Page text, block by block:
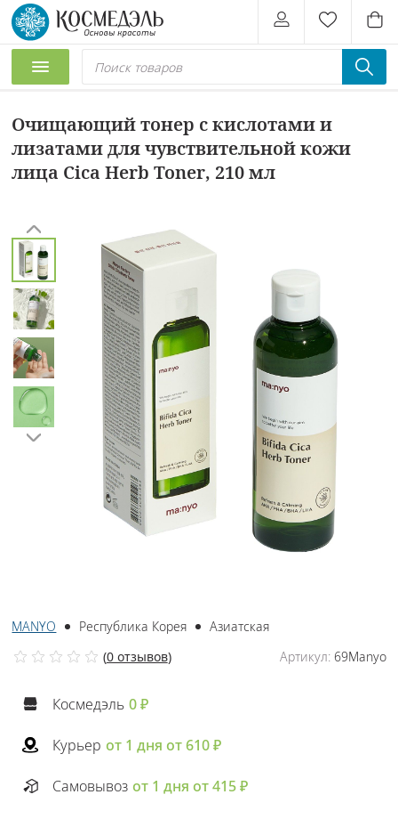
Очищающий тонер с кислотами и
лизатами для чувствительной кожи
лица Cica Herb Toner, 210 мл
MANYO Республика Корея
Азиатская
Артикул:69Manyo
(0 отзывов)
Космедэль 0 ₽
Курьер от 1 дня от 610 ₽
Самовывоз от 1 дня от 415 ₽